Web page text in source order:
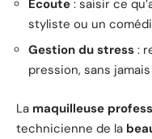
Écoute : saisir ce
styliste ou un
Gestion du stress :
pression, sans
La maquilleuse
technicienne de la